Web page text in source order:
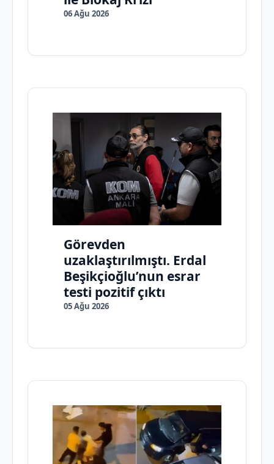
06 Ağu 2026
Görevden
uzaklaştırılmıştı. Erdal
Beşikçioğlu’nun esrar
testi pozitif çıktı
05 Ağu 2026